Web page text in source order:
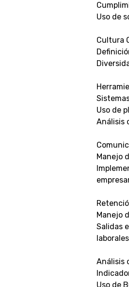
Uso de
Cultura
Uso de
Análisis
Manejo
Manejo
Salidas
Análisis
Uso de